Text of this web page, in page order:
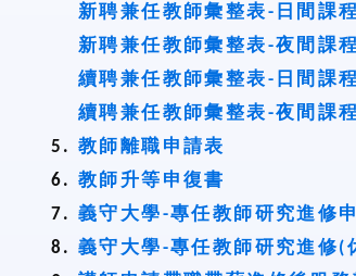
新聘兼任教師彙整表-日間課程
新聘兼任教師彙整表-夜間課程
續聘兼任教師彙整表-日間課程
續聘兼任教師彙整表-夜間課程
教師離職申請表
教師升等申復書
義守大學-專任教師研究進修
義守大學-專任教師研究進修(